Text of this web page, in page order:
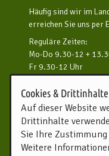
Häufig sind wir im
erreichen Sie uns per
Reguläre Zeiten:
Mo-Do 9.30-12 +
Fr 9.30-12 Uhr
Kontakt
Touristikverband
Rotenburg (Wümme)
Harburger Straße 59
Cookies & Drittinhalte
Auf dieser Website
Drittinhalte
Sie Ihre
Weitere